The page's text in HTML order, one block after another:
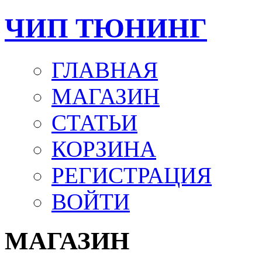
ЧИП ТЮНИНГ
ГЛАВНАЯ
МАГАЗИН
СТАТЬИ
КОРЗИНА
РЕГИСТРАЦИЯ
ВОЙТИ
МАГАЗИН